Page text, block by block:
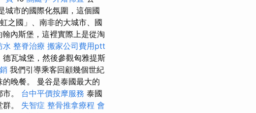
城市的國際化氛圍，這個國
之國」、南非的大城市、國
內斯堡，這裡實際上是從淘
水 整脊治療 搬家公司費用ptt
瓦城堡，然後參觀匈雅提斯
我們引導乘客回顧幾個世紀
晚餐。 曼谷是泰國最大的
。 台中平價按摩服務 泰國
。 失智症 整骨推拿療程 會